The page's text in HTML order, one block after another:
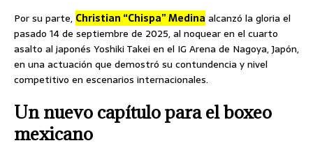
Por su parte, Christian “Chispa” Medina alcanzó la gloria el
pasado 14 de septiembre de 2025, al noquear en el cuarto
asalto al japonés Yoshiki Takei en el IG Arena de Nagoya, Japón,
en una actuación que demostró su contundencia y nivel
competitivo en escenarios internacionales.
Un nuevo capítulo para el boxeo
mexicano